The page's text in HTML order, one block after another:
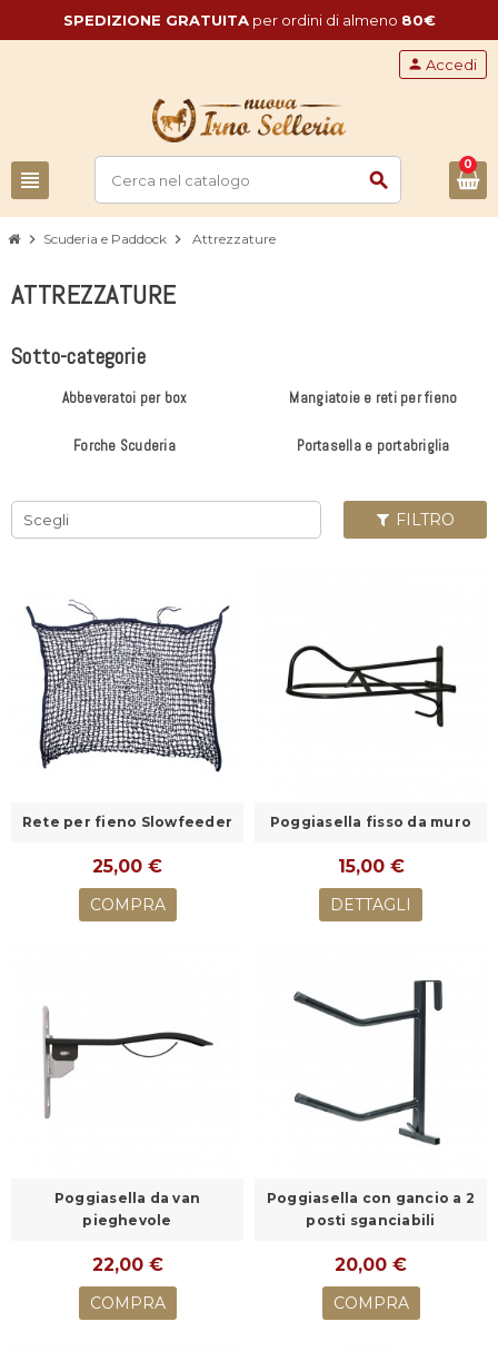
SPEDIZIONE GRATUITAper ordini di almeno 80€
view_headline search
person Accedi
0
chevron_right Scuderia e Paddock chevron_right Attrezzature
ATTREZZATURE
Sotto-categorie
Abbeveratoi per box Mangiatoie e reti per fieno
Forche Scuderia Portasella e portabriglia
Scegli FILTRO
Rete per fieno Slowfeeder
25,00 €
COMPRA
Poggiasella fisso da muro
15,00 €
DETTAGLI
Poggiasella da van
pieghevole
22,00 €
COMPRA
Poggiasella con gancio a 2
posti sganciabili
20,00 €
COMPRA